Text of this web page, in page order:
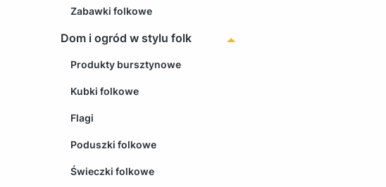
Zabawki folkowe
Dom i ogród w stylu folk
Produkty bursztynowe
Kubki folkowe
Flagi
Poduszki folkowe
Świeczki folkowe